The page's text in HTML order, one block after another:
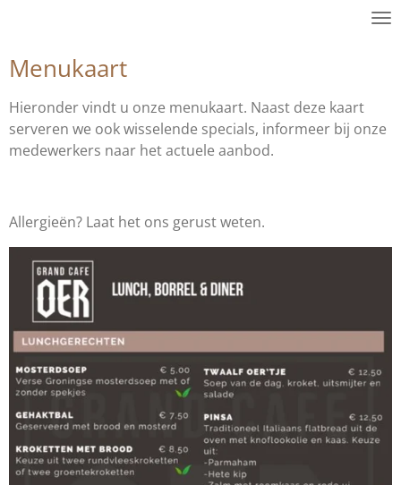
naar
hoofdinhoud
Menukaart
Hieronder vindt u onze menukaart. Naast deze kaart
serveren we ook wisselende specials, informeer bij onze
medewerkers naar het actuele aanbod.
Allergieën? Laat het ons gerust weten.